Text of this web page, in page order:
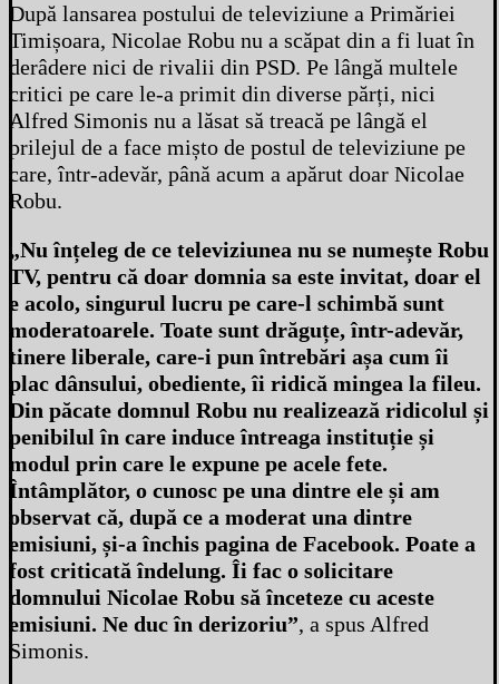
După lansarea postului de televiziune a Primăriei
Timișoara, Nicolae Robu nu a scăpat din a fi luat în
derâdere nici de rivalii din PSD. Pe lângă multele
critici pe care le-a primit din diverse părți, nici
Alfred Simonis nu a lăsat să treacă pe lângă el
prilejul de a face mișto de postul de televiziune pe
care, într-adevăr, până acum a apărut doar Nicolae
Robu.
„Nu înțeleg de ce televiziunea nu se numește Robu
TV, pentru că doar domnia sa este invitat, doar el
e acolo, singurul lucru pe care-l schimbă sunt
moderatoarele. Toate sunt drăguțe, într-adevăr,
tinere liberale, care-i pun întrebări așa cum îi
plac dânsului, obediente, îi ridică mingea la fileu.
Din păcate domnul Robu nu realizează ridicolul și
penibilul în care induce întreaga instituție și
modul prin care le expune pe acele fete.
Întâmplător, o cunosc pe una dintre ele și am
observat că, după ce a moderat una dintre
emisiuni, și-a închis pagina de Facebook. Poate a
fost criticată îndelung. Îi fac o solicitare
domnului Nicolae Robu să înceteze cu aceste
emisiuni. Ne duc în derizoriu”, a spus Alfred
Simonis.